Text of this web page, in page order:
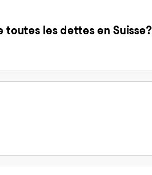
les dettes en Suisse?